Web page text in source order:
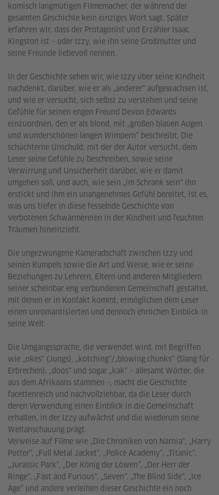
komisch langmütigen Filmemacher, der während der
gesamten Geschichte kein einziges Wort sagt. Später
erfahren wir, dass der Protagonist und Erzähler Isaac
Kingston ist – oder Izzy, wie ihn seine Großmutter und
seine Freunde liebevoll nennen.
In der Geschichte sehen wir, wie Izzy über seine Kindheit
nachdenkt, darüber, wie er als „anderer“ aufgewachsen ist,
und wie er versucht, sich selbst zu verstehen und seine
Gefühle für seinen engen Freund Devon Edwards
einzuordnen, den er als blond, mit „großen blauen Augen
und wunderschönen langen Wimpern“ beschreibt. Die
schüchterne Unschuld, mit der der Autor versucht, dem
Leser seine Gefühle zu beschreiben, sowie seine
Verwirrung und Unsicherheit darüber, wie er damit
umgehen soll, und auch, wie sein „im Schrank sein“ ihn
erstickt und ihm ein unangenehmes Gefühl bereitet, ist es,
was uns tiefer in diese fesselnde Geschichte von
verbotenen Schwärmereien in der Kindheit und feuchten
Träumen hineinzieht.
Die ungezwungene Kameradschaft zwischen Izzy und
seinen Kumpels sowie die Art und Weise, wie er seine
Beziehungen zu Lehrern, Eltern und anderen Mitgliedern
seiner scheinbar eng verbundenen Gemeinschaft gestaltet,
mit denen er in Kontakt kommt, ermöglichen dem Leser
einen unromantisierten und dennoch ehrlichen Einblick in
seine Welt.
Die Umgangssprache, die verwendet wird, mit Begriffen
wie „okes“ (Jungs), „kotching“/„blowing chunks“ (Slang für
Erbrechen), „doos“ und sogar „kak“ – allesamt Wörter, die
aus dem Afrikaans stammen –, macht die Geschichte
facettenreich und nachvollziehbar, da die Leser durch
deren Verwendung einen Einblick in die Gemeinschaft
erhalten, in der Izzy aufwächst und die wiederum seine
Weltanschauung prägt.
Verweise auf Filme wie „Die Chroniken von Narnia“, „Harry
Potter“, „Full Metal Jacket“, „Police Academy“, „Titanic“,
„Jurassic Park“, „Der König der Löwen“, „Der Herr der
Ringe“, „Fast and Furious“, „Seven“, „The Blind Side“, „Ice
Age“ und andere verleihen dieser Geschichte ein noch